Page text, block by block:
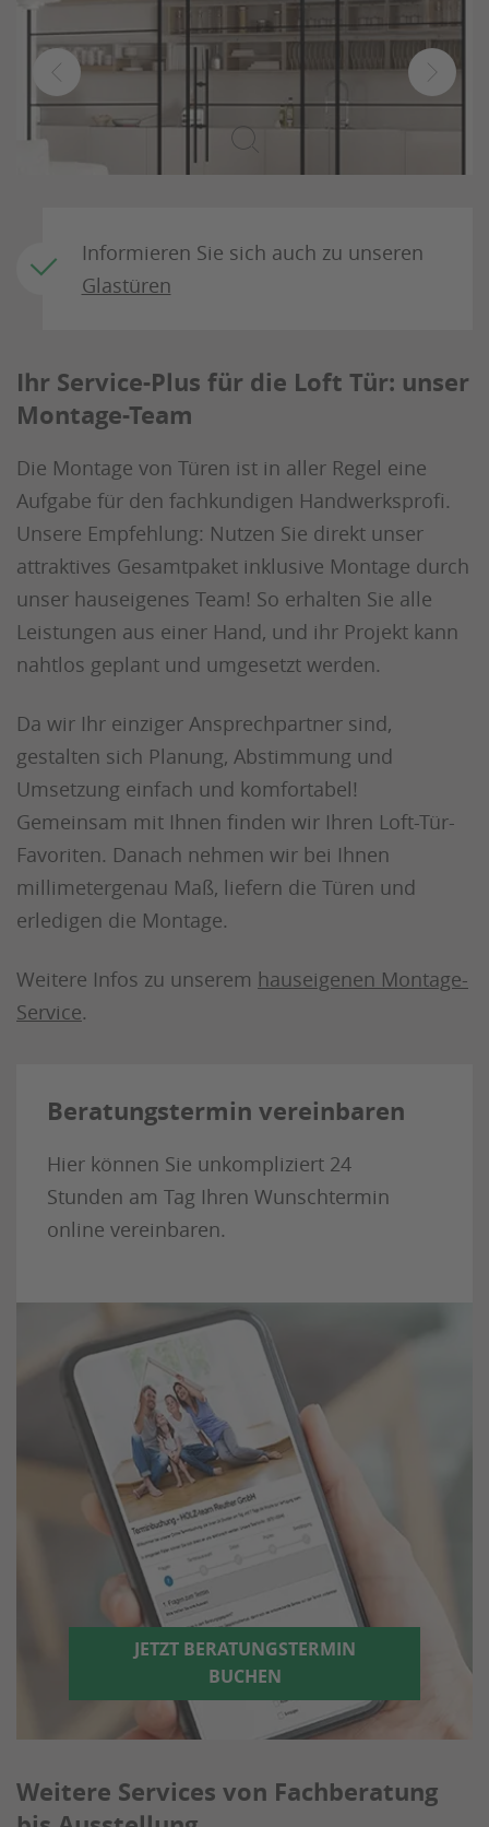
Informieren Sie sich auch zu unseren
Glastüren
Ihr Service-Plus für die Loft Tür: unser
Montage-Team
Die Montage von Türen ist in aller Regel eine
Aufgabe für den fachkundigen Handwerksprofi.
Unsere Empfehlung: Nutzen Sie direkt unser
attraktives Gesamtpaket inklusive Montage durch
unser hauseigenes Team! So erhalten Sie alle
Leistungen aus einer Hand, und ihr Projekt kann
nahtlos geplant und umgesetzt werden.
Da wir Ihr einziger Ansprechpartner sind,
gestalten sich Planung, Abstimmung und
Umsetzung einfach und komfortabel!
Gemeinsam mit Ihnen finden wir Ihren Loft-Tür-
Favoriten. Danach nehmen wir bei Ihnen
millimetergenau Maß, liefern die Türen und
erledigen die Montage.
Weitere Infos zu unserem hauseigenen Montage-
Service.
Beratungstermin vereinbaren
Hier können Sie unkompliziert 24
Stunden am Tag Ihren Wunschtermin
online vereinbaren.
JETZT BERATUNGSTERMIN
BUCHEN
Weitere Services von Fachberatung